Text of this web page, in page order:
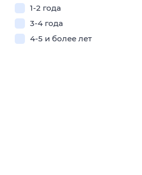
1-2 года
3-4 года
4-5 и более лет